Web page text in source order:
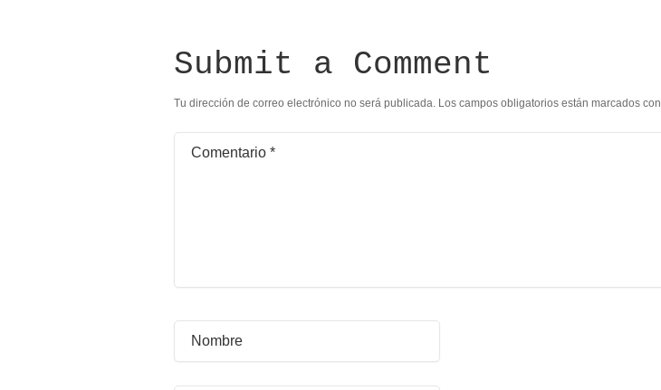
Submit a Comment
Tu dirección de correo electrónico no será publicada. Los campos obligatorios están marcados con